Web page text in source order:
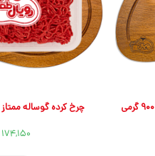
چرخ کرده مخلوط گوسفند با گوساله ممتاز ۹۰۰ گرمی
چرخ کرده گوساله ممتاز ۹۰۰ گرمی رویال طعم
۱۷۴,۱۵۰